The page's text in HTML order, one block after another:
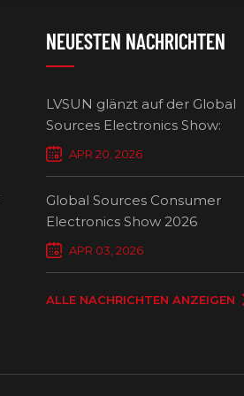
NEUESTEN NACHRICHTEN
LVSUN glänzt auf der Global
Sources Electronics Show:
Mehrfach-Ladegeräte setzen
Maßstäbe für intelligentes
APR 20, 2026
Global Sources Consumer
Electronics Show 2026
APR 03, 2026
ALLE NACHRICHTEN ANZEIGEN